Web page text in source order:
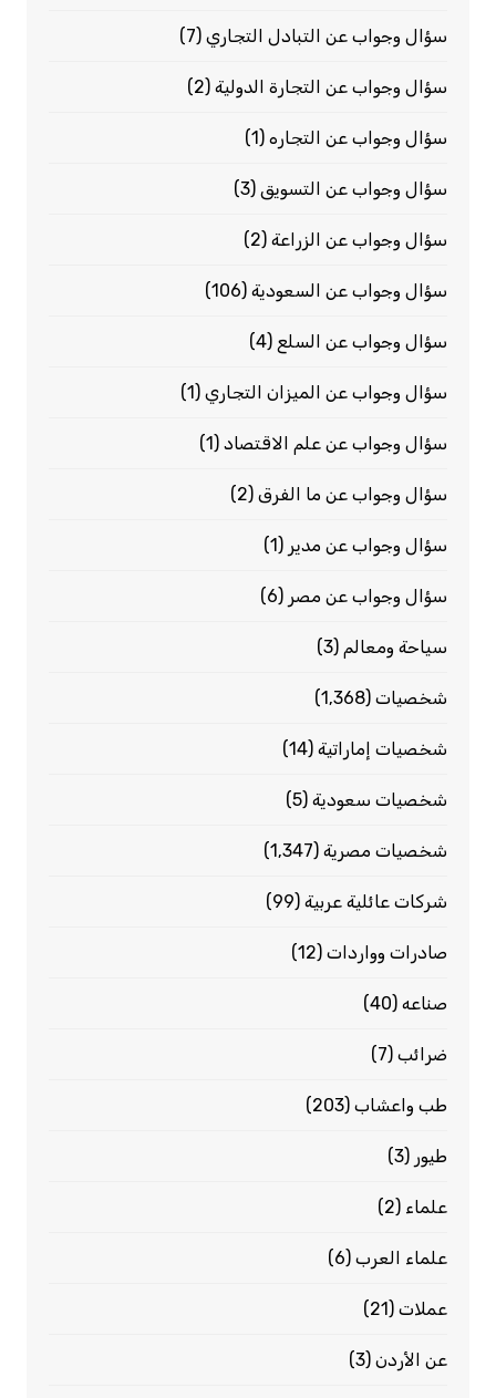
سؤال وجواب عن التبادل التجاري(7)
سؤال وجواب عن التجارة الدولية(2)
سؤال وجواب عن التجاره(1)
سؤال وجواب عن التسويق(3)
سؤال وجواب عن الزراعة(2)
سؤال وجواب عن السعودية(106)
سؤال وجواب عن السلع (4)
سؤال وجواب عن الميزان التجاري(1)
سؤال وجواب عن علم الاقتصاد(1)
سؤال وجواب عن ما الفرق(2)
سؤال وجواب عن مدير (1)
سؤال وجواب عن مصر (6)
سياحة ومعالم (3)
شخصيات(1٬368)
شخصيات إماراتية(14)
شخصيات سعودية(5)
شخصيات مصرية(1٬347)
شركات عائلية عربية(99)
صادرات وواردات(12)
صناعه(40)
ضرائب(7)
طب واعشاب(203)
طيور (3)
علماء (2)
علماء العرب(6)
عملات(21)
عن الأردن(3)